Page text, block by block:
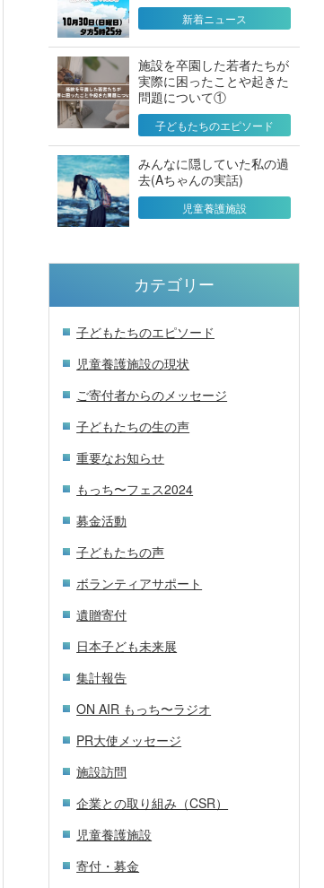
新着ニュース
施設を卒園した若者たちが
実際に困ったことや起きた
問題について①
子どもたちのエピソード
みんなに隠していた私の過
去(Aちゃんの実話)
児童養護施設
カテゴリー
子どもたちのエピソード
児童養護施設の現状
ご寄付者からのメッセージ
子どもたちの生の声
重要なお知らせ
もっち〜フェス2024
募金活動
子どもたちの声
ボランティアサポート
遺贈寄付
日本子ども未来展
集計報告
ON AIR もっち〜ラジオ
PR大使メッセージ
施設訪問
企業との取り組み（CSR）
児童養護施設
寄付・募金